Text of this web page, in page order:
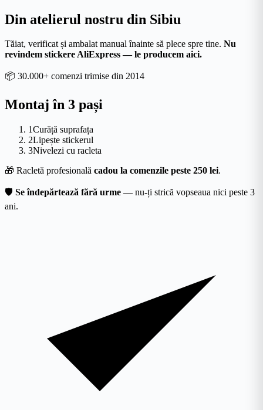
Din atelierul nostru din Sibiu
Tăiat, verificat și ambalat manual înainte să plece spre tine. Nu
revindem stickere AliExpress — le producem aici.
📦 30.000+ comenzi trimise din 2014
Montaj în 3 pași
1Curăță suprafața
2Lipește stickerul
3Nivelezi cu racleta
🎁 Racletă profesională cadou la comenzile peste 250 lei.
🛡 Se îndepărtează fără urme — nu-ți strică vopseaua nici peste 3
ani.